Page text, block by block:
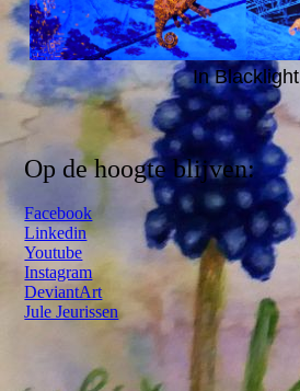
In Blacklight
Op de hoogte blijven:
Facebook
Linkedin
Youtube
Instagram
DeviantArt
Jule Jeurissen